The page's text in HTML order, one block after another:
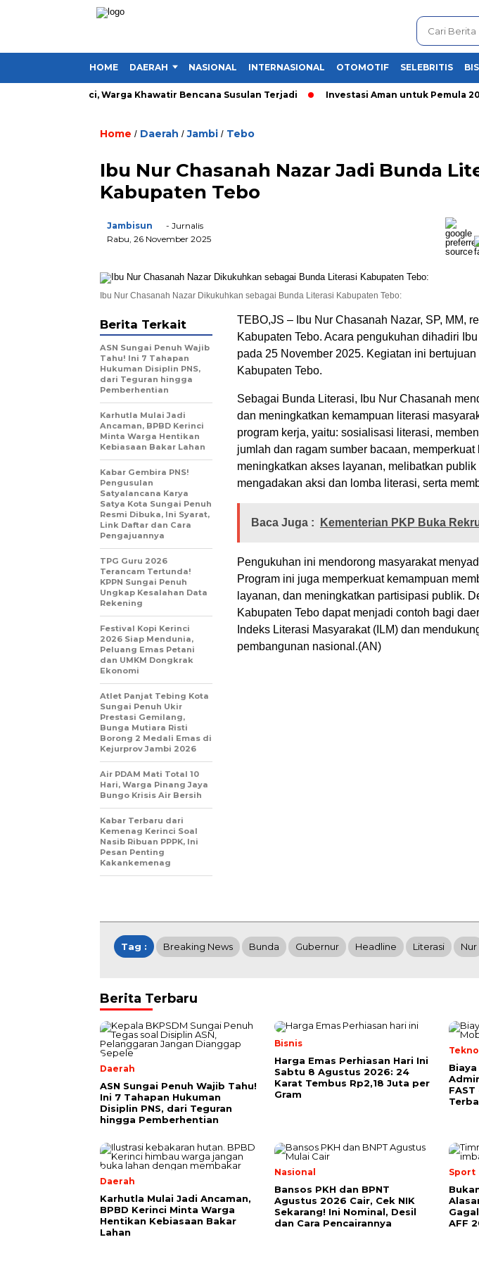
HOME DAERAH NASIONAL INTERNASIONAL OTOMOTIF SELEBRITIS
Desa di Kerinci, Warga Khawatir Bencana Susulan Terjadi Investasi Aman untuk Pemula
Home / Daerah /Jambi / Tebo
Ibu Nur Chasanah Nazar Jadi Bunda
Kabupaten Tebo
Jambisun
- Jurnalis
Rabu, 26 November 2025
Ibu Nur Chasanah Nazar Dikukuhkan sebagai Bunda Literasi Kabupaten Tebo:
TEBO,JS – Ibu Nur Chasanah Nazar, SP, MM,
Kabupaten Tebo. Acara pengukuhan dihadiri
pada 25 November 2025. Kegiatan ini
Kabupaten Tebo.
Sebagai Bunda Literasi, Ibu Nur Chasanah
dan meningkatkan kemampuan literasi
program kerja, yaitu: sosialisasi literasi,
jumlah dan ragam sumber bacaan,
meningkatkan akses layanan, melibatkan
mengadakan aksi dan lomba literasi, serta
Baca Juga : Kementerian PKP Buka
Pengukuhan ini mendorong masyarakat
Program ini juga memperkuat kemampuan
layanan, dan meningkatkan partisipasi publik.
Kabupaten Tebo dapat menjadi contoh bagi
Indeks Literasi Masyarakat (ILM) dan
pembangunan nasional.(AN)
Berita Terkait
ASN Sungai Penuh Wajib
Tahu! Ini 7 Tahapan
Hukuman Disiplin PNS,
dari Teguran hingga
Pemberhentian
Karhutla Mulai Jadi
Ancaman, BPBD Kerinci
Minta Warga Hentikan
Kebiasaan Bakar Lahan
Kabar Gembira PNS!
Pengusulan
Satyalancana Karya
Satya Kota Sungai Penuh
Resmi Dibuka, Ini Syarat,
Link Daftar dan Cara
Pengajuannya
TPG Guru 2026
Terancam Tertunda!
KPPN Sungai Penuh
Ungkap Kesalahan Data
Rekening
Festival Kopi Kerinci
2026 Siap Mendunia,
Peluang Emas Petani
dan UMKM Dongkrak
Ekonomi
Atlet Panjat Tebing Kota
Sungai Penuh Ukir
Prestasi Gemilang,
Bunga Mutiara Risti
Borong 2 Medali Emas di
Kejurprov Jambi 2026
Air PDAM Mati Total 10
Hari, Warga Pinang Jaya
Bungo Krisis Air Bersih
Kabar Terbaru dari
Kemenag Kerinci Soal
Nasib Ribuan PPPK, Ini
Pesan Penting
Kakankemenag
Tag : Breaking News Bunda Gubernur Headline Literasi Nur
Berita Terbaru
Daerah
ASN Sungai Penuh Wajib Tahu!
Ini 7 Tahapan Hukuman
Disiplin PNS, dari Teguran
hingga Pemberhentian
Bisnis
Harga Emas Perhiasan Hari Ini
Sabtu 8 Agustus 2026: 24
Karat Tembus Rp2,18 Juta per
Gram
Daerah
Karhutla Mulai Jadi Ancaman,
BPBD Kerinci Minta Warga
Hentikan Kebiasaan Bakar
Lahan
Nasional
Bansos PKH dan BPNT
Agustus 2026 Cair, Cek NIK
Sekarang! Ini Nominal, Desil
dan Cara Pencairannya
Sport
AFF